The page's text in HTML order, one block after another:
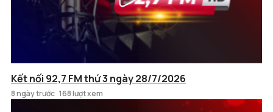
Kết nối 92,7 FM thứ 3 ngày 28/7/2026
8 ngày trước 168 lượt xem